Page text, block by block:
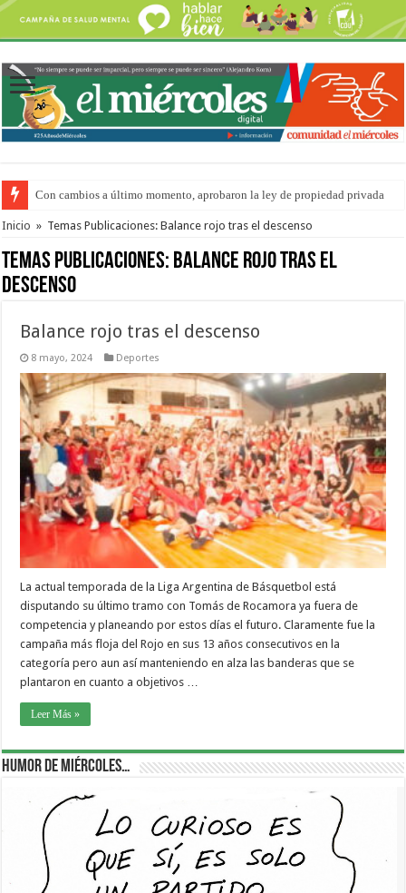
Con cambios a último momento, aprobaron la ley de propiedad privada
Adopción en Entre Ríos: el 35% de los 90 niños, niñas y adolescentes que
Inicio » Temas Publicaciones: Balance rojo tras el descenso
Temas Publicaciones: Balance rojo tras el
descenso
Balance rojo tras el descenso
8 mayo, 2024 Deportes
La actual temporada de la Liga Argentina de Básquetbol está
disputando su último tramo con Tomás de Rocamora ya fuera de
competencia y planeando por estos días el futuro. Claramente fue la
campaña más floja del Rojo en sus 13 años consecutivos en la
categoría pero aun así manteniendo en alza las banderas que se
plantaron en cuanto a objetivos …
Leer Más »
Humor de Miércoles…